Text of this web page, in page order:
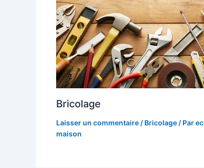
Bricolage
Laisser un commentaire / Bricolage / Par
maison